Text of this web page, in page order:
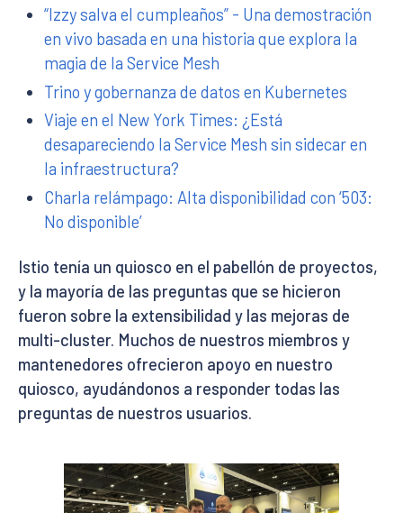
“Izzy salva el cumpleaños” - Una demostración
en vivo basada en una historia que explora la
magia de la Service Mesh
Trino y gobernanza de datos en Kubernetes
Viaje en el New York Times: ¿Está
desapareciendo la Service Mesh sin sidecar en
la infraestructura?
Charla relámpago: Alta disponibilidad con ‘503:
No disponible’
Istio tenía un quiosco en el pabellón de proyectos,
y la mayoría de las preguntas que se hicieron
fueron sobre la extensibilidad y las mejoras de
multi-cluster. Muchos de nuestros miembros y
mantenedores ofrecieron apoyo en nuestro
quiosco, ayudándonos a responder todas las
preguntas de nuestros usuarios.